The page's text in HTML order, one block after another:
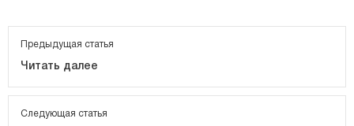
Предыдущая статья
Читать далее
Следующая статья